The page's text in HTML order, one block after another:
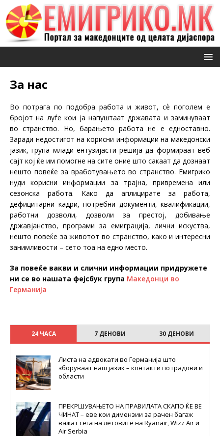
За нас
Во потрага по подобра работа и живот, сѐ поголем е
бројот на луѓе кои ја напуштаат државата и заминуваат
во странство. Но, барањето работа не е едноставно.
Заради недостигот на корисни информации на македонски
јазик, група млади ентузијасти решија да формираат веб
сајт кој ќе им помогне на сите оние што сакаат да дознаат
нешто повеќе за вработувањето во странство. Емигрико
нуди корисни информации за трајна, привремена или
сезонска работа. Како да аплицирате за работа,
дефицитарни кадри, потребни документи, квалификации,
работни дозволи, дозволи за престој, добивање
државјанство, програми за емиграција, лични искуства,
нешто повеќе за животот во странство, како и интересни
занимливости – сето тоа на едно место.
За повеќе вакви и слични информации придружете
ни се во нашата фејсбук група Македонци во
Германија
24 ЧАСА 7 ДЕНОВИ 30 ДЕНОВИ
Листа на адвокати во Германија што
зборуваат наш јазик – контакти по градови и
области
ПРЕКРШУВАЊЕТО НА ПРАВИЛАТА СКАПО ЌЕ ВЕ
ЧИНАТ – еве кои димензии за рачен багаж
важат сега на летовите на Ryanair, Wizz Air и
Air Serbia